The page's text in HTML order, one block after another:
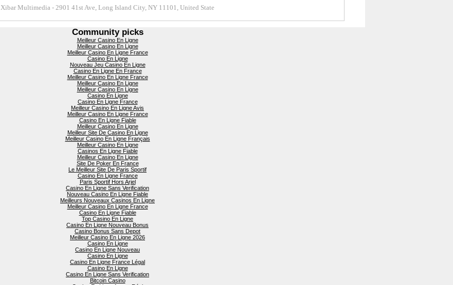
Xibar Multimedia - 2901 41st Ave, Long Island City, NY 11101, United State
Community picks
Meilleur Casino En Ligne
Meilleur Casino En Ligne
Meilleur Casino En Ligne France
Casino En Ligne
Nouveau Jeu Casino En Ligne
Casino En Ligne En France
Meilleur Casino En Ligne France
Meilleur Casino En Ligne
Meilleur Casino En Ligne
Casino En Ligne
Casino En Ligne France
Meilleur Casino En Ligne Avis
Meilleur Casino En Ligne France
Casino En Ligne Fiable
Meilleur Casino En Ligne
Meilleur Site De Casino En Ligne
Meilleur Casino En Ligne Français
Meilleur Casino En Ligne
Casinos En Ligne Fiable
Meilleur Casino En Ligne
Site De Poker En France
Le Meilleur Site De Paris Sportif
Casino En Ligne France
Paris Sportif Hors Arjel
Casino En Ligne Sans Verification
Nouveau Casino En Ligne Fiable
Meilleurs Nouveaux Casinos En Ligne
Meilleur Casino En Ligne France
Casino En Ligne Fiable
Top Casino En Ligne
Casino En Ligne Nouveau Bonus
Casino Bonus Sans Depot
Meilleur Casino En Ligne 2026
Casino En Ligne
Casino En Ligne Nouveau
Casino En Ligne
Casino En Ligne France Légal
Casino En Ligne
Casino En Ligne Sans Verification
Bitcoin Casino